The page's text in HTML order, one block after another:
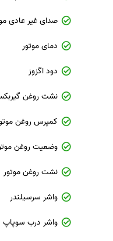
صدای غیر عادی
دمای موتور
دود اگزوز
نشت روغن
کمپرس روغن
وضعیت روغن
نشت روغن موتور
واشر سرسیلندر
واشر درب سوپاپ